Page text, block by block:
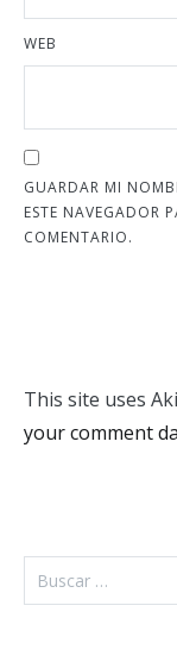
WEB
GUARDAR MI
ESTE NAVEGADOR
COMENTARIO.
This site uses
your comment